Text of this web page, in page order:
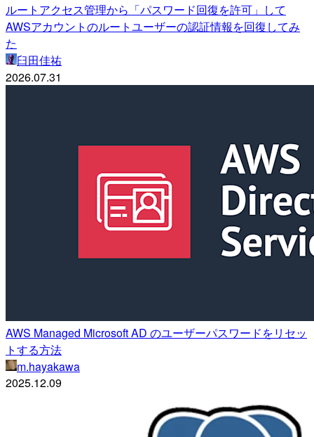
ルートアクセス管理から「パスワード回復を許可」して
AWSアカウントのルートユーザーの認証情報を回復してみ
た
臼田佳祐
2026.07.31
AWS Managed Microsoft AD のユーザーパスワードをリセッ
トする方法
m.hayakawa
2025.12.09